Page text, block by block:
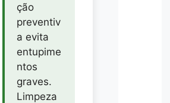
ção
preventiv
a evita
entupime
ntos
graves.
Limpeza